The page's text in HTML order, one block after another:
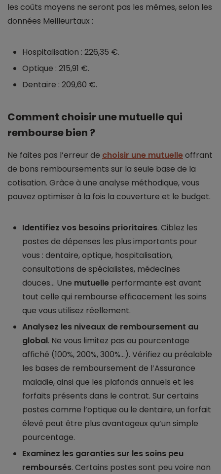
les coûts moyens ne seront pas les mêmes, selon les
données Meilleurtaux :
Hospitalisation : 226,35 €.
Optique : 215,91 €.
Dentaire : 209,60 €.
Comment choisir une mutuelle qui
rembourse bien ?
Ne faites pas l’erreur de choisir une mutuelleoffrant
de bons remboursements sur la seule base de la
cotisation. Grâce à une analyse méthodique, vous
pouvez optimiser à la fois la couverture et le budget.
Identifiez vos besoins prioritaires. Ciblez les
postes de dépenses les plus importants pour
vous : dentaire, optique, hospitalisation,
consultations de spécialistes, médecines
douces… Une mutuelle performante est avant
tout celle qui rembourse efficacement les soins
que vous utilisez réellement.
Analysez les niveaux de remboursement au
global. Ne vous limitez pas au pourcentage
affiché (100%, 200%, 300%…). Vérifiez au préalable
les bases de remboursement de l’Assurance
maladie, ainsi que les plafonds annuels et les
forfaits présents dans le contrat. Sur certains
postes comme l’optique ou le dentaire, un forfait
élevé peut être plus avantageux qu’un simple
pourcentage.
Examinez les garanties sur les soins peu
remboursés. Certains postes sont peu voire non